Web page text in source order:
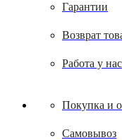
Гарантии
Возврат
Работа у нас
Покупка и
Самовывоз